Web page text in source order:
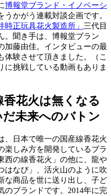
博報堂ブランド・イノベーシ
うかがう連載対談企画です。
時正玩具花火製造所」 三代目
。聞き手は、博報堂ブラン
加藤由佳。インタビューの最
体験させて頂きました。（こ
に挑戦している動画もありま
花火は無くなる
未来へのバトン
、日本で唯一の国産線香花火
楽しみ方を開発しているブラ
西の線香花火」の他に、龍や
はなび」、活火山のように吹
な商品を世に送り出し、子ど
のブランドです。2014年に完